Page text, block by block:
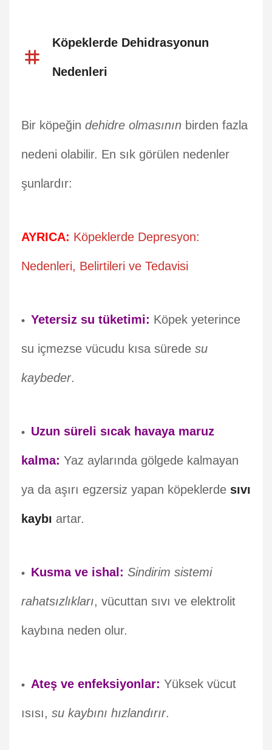
Köpeklerde Dehidrasyonun
Nedenleri
Bir köpeğin dehidre olmasının birden fazla
nedeni olabilir. En sık görülen nedenler
şunlardır:
AYRICA: Köpeklerde Depresyon:
Nedenleri, Belirtileri ve Tedavisi
Yetersiz su tüketimi: Köpek yeterince
su içmezse vücudu kısa sürede su
kaybeder.
Uzun süreli sıcak havaya maruz
kalma: Yaz aylarında gölgede kalmayan
ya da aşırı egzersiz yapan köpeklerde sıvı
kaybı artar.
Kusma ve ishal: Sindirim sistemi
rahatsızlıkları, vücuttan sıvı ve elektrolit
kaybına neden olur.
Ateş ve enfeksiyonlar: Yüksek vücut
ısısı, su kaybını hızlandırır.